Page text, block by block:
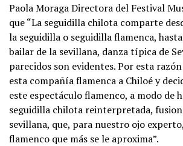
Paola Moraga Directora del Festival
que “La seguidilla chilota comparte
la seguidilla o seguidilla flamenca,
bailar de la sevillana, danza típica de
parecidos son evidentes. Por esta
esta compañía flamenca a Chiloé y
este espectáculo flamenco, a modo de
seguidilla chilota reinterpretada,
sevillana, que, para nuestro ojo
flamenco que más se le aproxima”.